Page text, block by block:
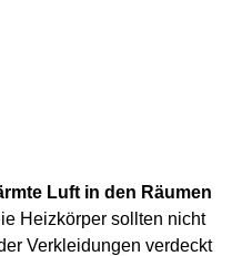
Luft in den Räumen
Heizkörper sollten nicht
Verkleidungen verdeckt